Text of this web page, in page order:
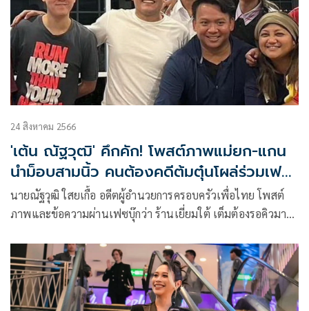
24 สิงหาคม 2566
'เต้น ณัฐวุฒิ' คึกคัก! โพสต์ภาพแม่ยก-แกน
นำม็อบสามนิ้ว คนต้องคดีต้มตุ๋นโผล่ร่วมเฟรม
ด้วย
นายณัฐวุฒิ ใสยเกื้อ อดีตผู้อำนวยการครอบครัวเพื่อไทย โพสต์
ภาพและข้อความผ่านเฟซบุ๊กว่า ร้านเยี่ยมใต้ เต็มต้องรอคิวมา
ที่สุดครับ